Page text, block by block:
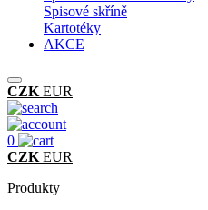
Spisové skříně
Kartotéky
AKCE
CZK EUR
0
CZK EUR
Produkty